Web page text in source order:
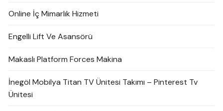
Online İç Mimarlık Hizmeti
Engelli Lift Ve Asansörü
Makaslı Platform Forces Makina
İnegöl Mobilya Titan TV Ünitesi Takımı – Pinterest Tv
Ünitesi